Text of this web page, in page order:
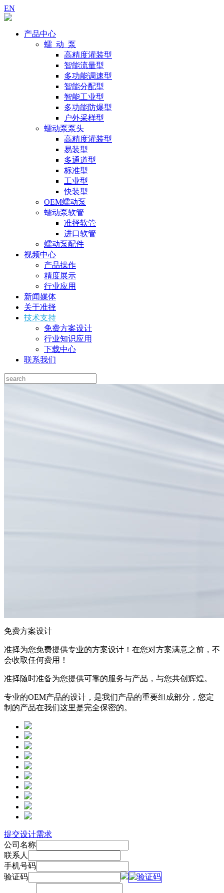
EN
产品中心
蠕 动 泵
高精度灌装型
智能流量型
多功能调速型
智能分配型
智能工业型
多功能防爆型
户外采样型
蠕动泵泵头
高精度灌装型
易装型
多通道型
标准型
工业型
快装型
OEM蠕动泵
蠕动泵软管
准择软管
进口软管
蠕动泵配件
视频中心
产品操作
精度展示
行业应用
新闻媒体
关于准择
技术支持
免费方案设计
行业知识应用
下载中心
联系我们
免费方案设计
准择为您免费提供专业的方案设计！在您对方案满意之前，不
会收取任何费用！
准择随时准备为您提供可靠的服务与产品，与您共创辉煌。
专业的OEM产品的设计，是我们产品的重要组成部分，您定
制的产品在我们这里是完全保密的。
提交设计需求
公司名称
联系人
手机号码
验证码